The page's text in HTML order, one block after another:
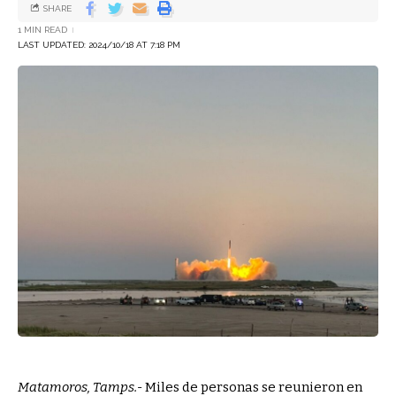
LAST UPDATED: 2024/10/18 AT 7:18 PM
1 MIN READ
SHARE
Matamoros, Tamps.-Miles de personas se reunieron en